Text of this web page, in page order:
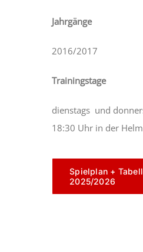
Jahrgänge
2016/2017
Trainingstage
dienstags und
18:30 Uhr in der
Spielplan +
2025/2026